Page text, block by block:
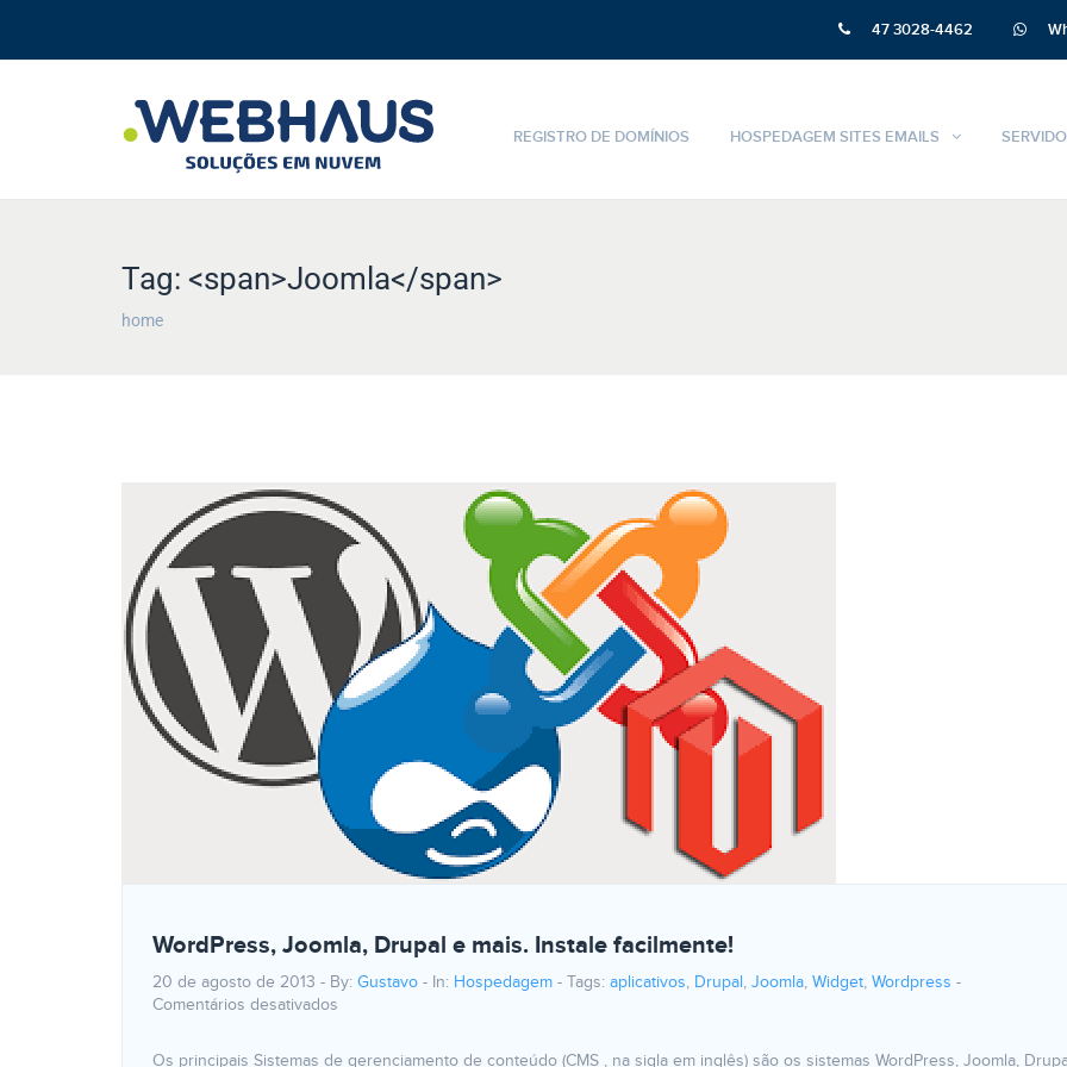
47 3028-4462
REGISTRO DE DOMÍNIOS HOSPEDAGEM SITES EMAILS
Tag: <span>Joomla</span>
home
WordPress, Joomla, Drupal e mais. Instale facilmente!
20 de agosto de 2013 - By: Gustavo - In: Hospedagem - Tags: aplicativos, Drupal , Joomla, Widget, Wordpress -
Comentários desativados
Os principais Sistemas de gerenciamento de conteúdo (CMS , na sigla em inglês) são os sistemas WordPress, Joomla,